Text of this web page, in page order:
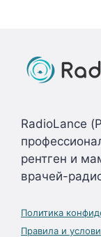
RadioLance
рентген и
врачей-
Политика
Правила и